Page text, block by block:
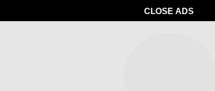
CLOSE ADS